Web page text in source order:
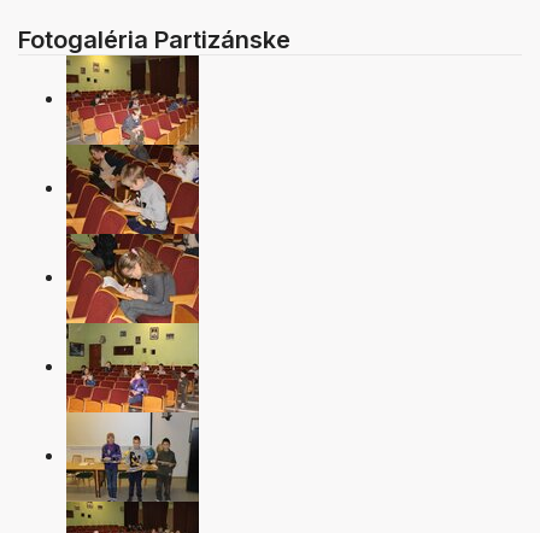
Fotogaléria Partizánske